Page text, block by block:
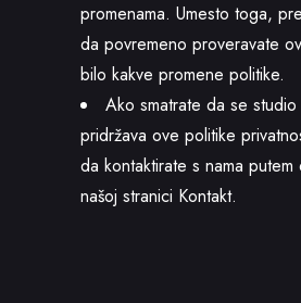
promenama. Umesto toga,
da povremeno proveravate
bilo kakve promene politike.
Ako smatrate da se
pridržava ove politike
da kontaktirate s nama putem
našoj stranici Kontakt.